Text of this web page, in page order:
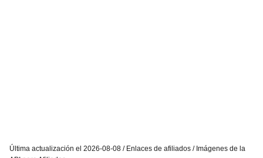
Última actualización el 2026-08-08 / Enlaces de afiliados / Imágenes de la